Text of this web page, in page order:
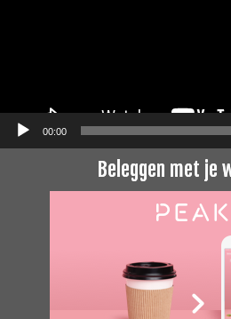
00:00
Beleggen met je